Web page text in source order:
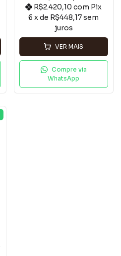
R$2.420,10com Pix
6 x de R$448,17sem
juros
VER MAIS
Compre via
WhatsApp